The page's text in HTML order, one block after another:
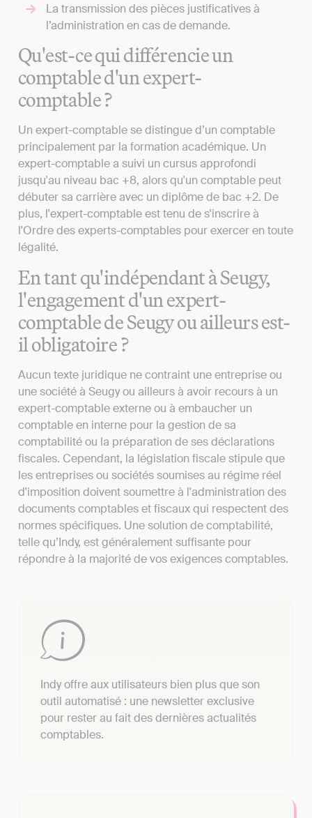
La transmission des pièces justificatives à
l’administration en cas de demande.
Qu'est-ce qui différencie un
comptable d'un expert-
comptable ?
Un expert-comptable se distingue d’un comptable
principalement par la formation académique. Un
expert-comptable a suivi un cursus approfondi
jusqu'au niveau bac +8, alors qu'un comptable peut
débuter sa carrière avec un diplôme de bac +2. De
plus, l'expert-comptable est tenu de s'inscrire à
l'Ordre des experts-comptables pour exercer en toute
légalité.
En tant qu'indépendant à Seugy,
l'engagement d'un expert-
comptable de Seugy ou ailleurs est-
il obligatoire ?
Aucun texte juridique ne contraint une entreprise ou
une société à Seugy ou ailleurs à avoir recours à un
expert-comptable externe ou à embaucher un
comptable en interne pour la gestion de sa
comptabilité ou la préparation de ses déclarations
fiscales. Cependant, la législation fiscale stipule que
les entreprises ou sociétés soumises au régime réel
d'imposition doivent soumettre à l'administration des
documents comptables et fiscaux qui respectent des
normes spécifiques. Une solution de comptabilité,
telle qu’Indy, est généralement suffisante pour
répondre à la majorité de vos exigences comptables.
Indy offre aux utilisateurs bien plus que son
outil automatisé : une newsletter exclusive
pour rester au fait des dernières actualités
comptables.